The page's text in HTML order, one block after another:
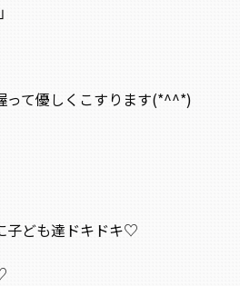
って優しくこすります(*^^*)
子ども達ドキドキ♡